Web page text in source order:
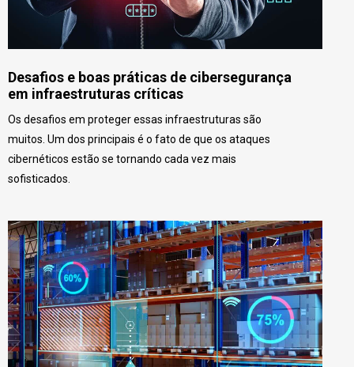
Desafios e boas práticas de cibersegurança
em infraestruturas críticas
Os desafios em proteger essas infraestruturas são
muitos. Um dos principais é o fato de que os ataques
cibernéticos estão se tornando cada vez mais
sofisticados.